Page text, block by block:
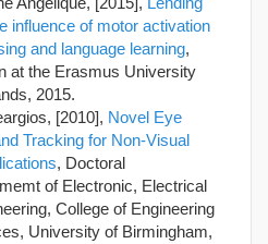
influence of motor activation
and language learning,
at the Erasmus University
2015.
[2010], Novel Eye
Tracking for Non-Visual
, Doctoral
of Electronic, Electrical
College of Engineering
University of Birmingham,